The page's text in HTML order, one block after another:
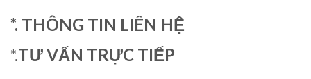
*. THÔNG TIN LIÊN HỆ
*.TƯ VẤN TRỰC TIẾP